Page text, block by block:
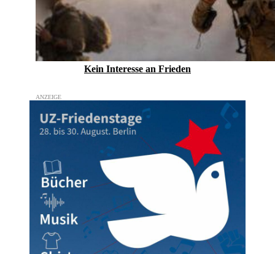
Kein Inte­resse an Frieden